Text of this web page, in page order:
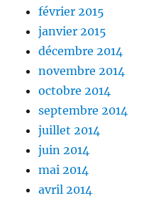
février 2015
janvier 2015
décembre 2014
novembre 2014
octobre 2014
septembre 2014
juillet 2014
juin 2014
mai 2014
avril 2014